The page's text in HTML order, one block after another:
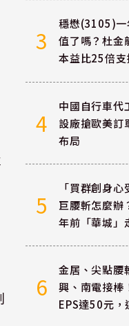
3
穩懋(3105)一
值了嗎？杜金
本益比25倍支
4
中國自行車
設廠搶歐美訂
布局
5
「買群創身
巨腰斬怎麼辦
年前「華城」
6
金居、尖點腰
興、南電接棒
EPS達50元